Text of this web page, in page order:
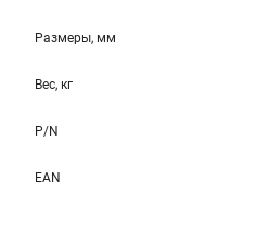
Размеры, мм
Вес, кг
P/N
EAN